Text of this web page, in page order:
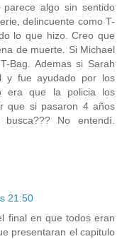
algo sin sentido
delincuente como T-
lo que hizo. Creo que
de muerte. Si Michael
Bag. Ademas si Sarah
y fue ayudado por los
era que la policia los
que si pasaron 4 años
No entendí.
21:50
final en que todos eran
presentaran el capitulo